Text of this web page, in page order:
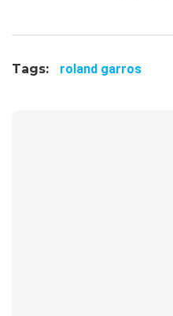
Tags: roland garros